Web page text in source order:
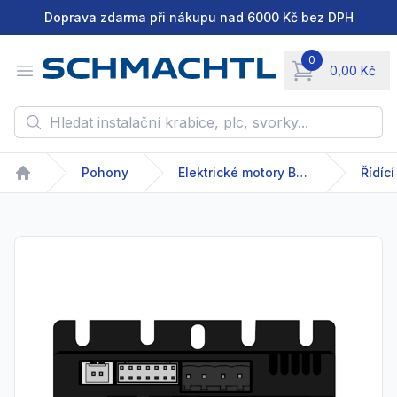
Doprava zdarma při nákupu nad 6000 Kč bez DPH
Open menu
0
0,00 Kč
items in cart,
Hledat instalační krabice, plc, svorky...
Home
Pohony Elektrické motory Bühler